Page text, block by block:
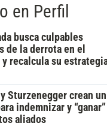
en Perfil
busca culpables
de la derrota en el
y recalcula su
Sturzenegger crean un
indemnizar y “ganar”
aliados